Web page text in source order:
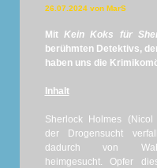
26.07.2024 von MarS
Mit Kein Koks für
berühmten Detektivs,
haben uns die
Inhalt
Sherlock Holmes
der Drogensucht
dadurch von
heimgesucht. Opfer